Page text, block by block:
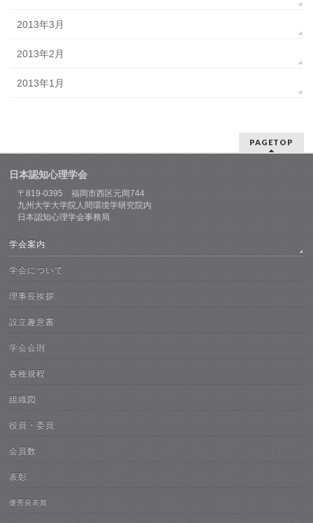
2013年3月
2013年2月
2013年1月
PAGETOP
日本認知心理学会
〒819-0395 福岡市西区元岡744
九州大学大学院人間環境学研究院内
日本認知心理学会事務局
学会案内
学会について
理事長挨拶
設立趣意書
学会会則
各種規程
組織図
役員・委員
会員数
表彰
優秀発表賞